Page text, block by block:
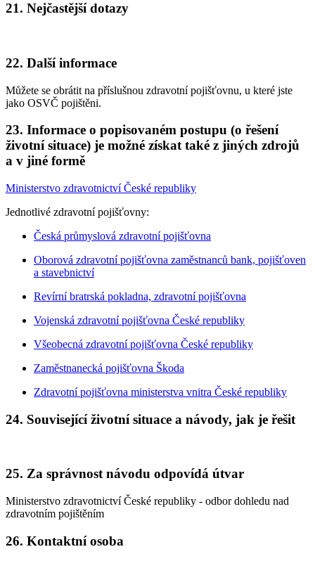
21. Nejčastější dotazy
22. Další informace
Můžete se obrátit na příslušnou zdravotní pojišťovnu, u které jste
jako OSVČ pojištěni.
23. Informace o popisovaném postupu (o řešení
životní situace) je možné získat také z jiných zdrojů
a v jiné formě
Ministerstvo zdravotnictví České republiky
Jednotlivé zdravotní pojišťovny:
Česká průmyslová zdravotní pojišťovna
Oborová zdravotní pojišťovna zaměstnanců bank, pojišťoven
a stavebnictví
Revírní bratrská pokladna, zdravotní pojišťovna
Vojenská zdravotní pojišťovna České republiky
Všeobecná zdravotní pojišťovna České republiky
Zaměstnanecká pojišťovna Škoda
Zdravotní pojišťovna ministerstva vnitra České republiky
24. Související životní situace a návody, jak je řešit
25. Za správnost návodu odpovídá útvar
Ministerstvo zdravotnictví České republiky - odbor dohledu nad
zdravotním pojištěním
26. Kontaktní osoba